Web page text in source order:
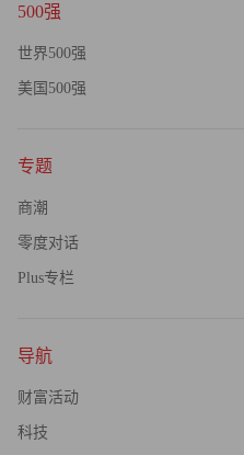
500强
世界500强
美国500强
专题
商潮
零度对话
Plus专栏
导航
财富活动
科技